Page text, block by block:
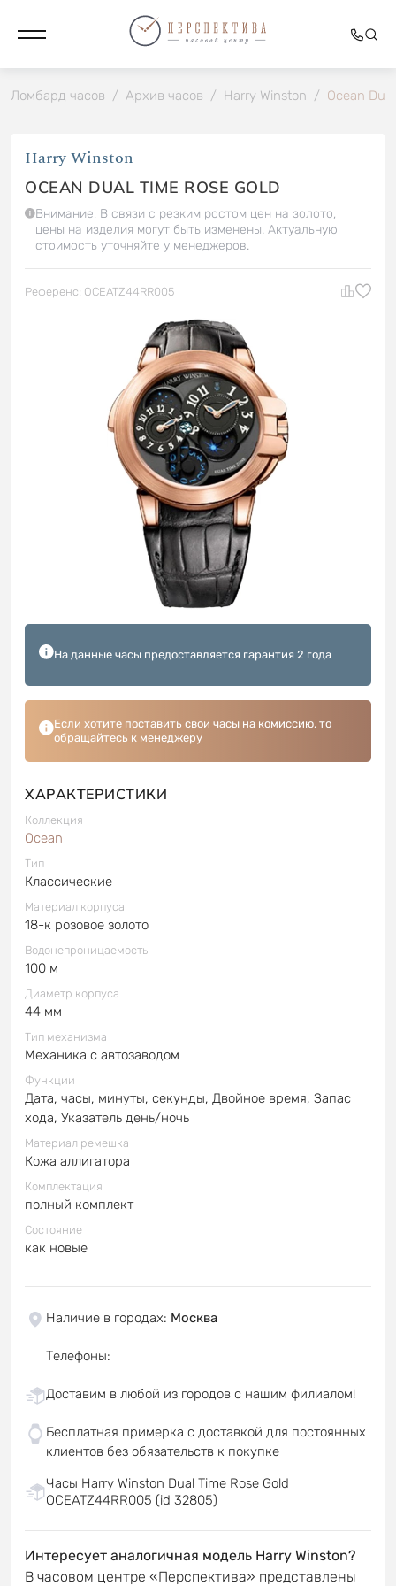
Ломбард часов / Архив часов / Harry Winston / Ocean
Harry Winston
OCEAN DUAL TIME ROSE GOLD
Внимание! В связи с резким ростом цен на золото,
цены на изделия могут быть изменены. Актуальную
стоимость уточняйте у менеджеров.
Референс: OCEATZ44RR005
На данные часы предоставляется гарантия 2 года
Если хотите поставить свои часы на комиссию, то
обращайтесь к менеджеру
ХАРАКТЕРИСТИКИ
Коллекция
Ocean
Тип
Классические
Материал корпуса
18-к розовое золото
Водонепроницаемость
100 м
Диаметр корпуса
44 мм
Тип механизма
Механика с автозаводом
Функции
Дата, часы, минуты, секунды, Двойное время, Запас
хода, Указатель день/ночь
Материал ремешка
Кожа аллигатора
Комплектация
полный комплект
Состояние
как новые
Наличие в городах: Москва
Телефоны:
Доставим в любой из городов с нашим филиалом!
Бесплатная примерка с доставкой для постоянных
клиентов без обязательств к покупке
Часы Harry Winston Dual Time Rose Gold
OCEATZ44RR005 (id 32805)
Интересует аналогичная модель Harry Winston?
В часовом центре «Перспектива» представлены